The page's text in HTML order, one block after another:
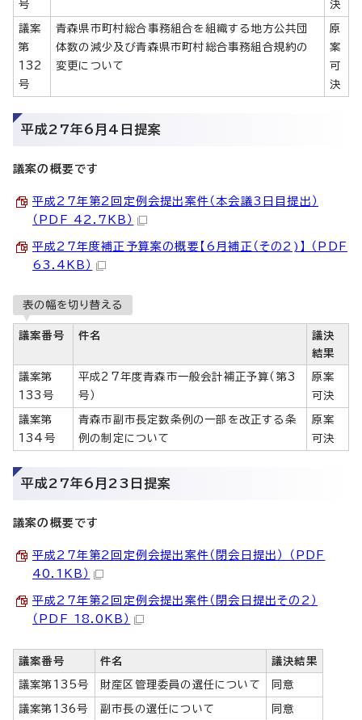
号 決
議案
第
132
号
青森県市町村総合事務組合を組織する地方公共団
体数の減少及び青森県市町村総合事務組合規約の
変更について
原
案
可
決
平成27年6月4日提案
議案の概要です
平成27年第2回定例会提出案件（本会議3日目提出）
（PDF 42.7KB）
平成27年度補正予算案の概要【6月補正（その2)】 （PDF
63.4KB）
表の幅を切り替える
議案番号 件名
議決
結果
議案第
133号
平成27年度青森市一般会計補正予算（第3
号）
原案
可決
議案第
134号
青森市副市長定数条例の一部を改正する条
例の制定について
原案
可決
平成27年6月23日提案
議案の概要です
平成27年第2回定例会提出案件（閉会日提出） （PDF
40.1KB）
平成27年第2回定例会提出案件（閉会日提出その2）
（PDF 18.0KB）
議案番号 件名 議決結果
議案第135号 財産区管理委員の選任について 同意
議案第136号 副市長の選任について 同意